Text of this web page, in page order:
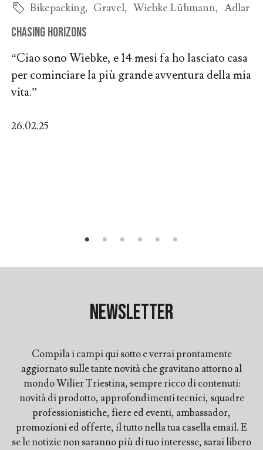
Bikepacking, Gravel, Wiebke Lühmann, Adlar
Chasing Horizons
“Ciao sono Wiebke, e 14 mesi fa ho lasciato casa
per cominciare la più grande avventura della mia
vita.”
26.02.25
Newsletter
Compila i campi qui sotto e verrai prontamente
aggiornato sulle tante novità che gravitano attorno al
mondo Wilier Triestina, sempre ricco di contenuti:
novità di prodotto, approfondimenti tecnici, squadre
professionistiche, fiere ed eventi, ambassador,
promozioni ed offerte, il tutto nella tua casella email. E
se le notizie non saranno più di tuo interesse, sarai libero